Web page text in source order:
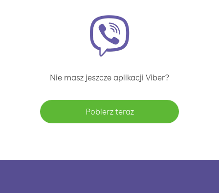
Nie masz jeszcze aplikacji Viber?
Pobierz teraz